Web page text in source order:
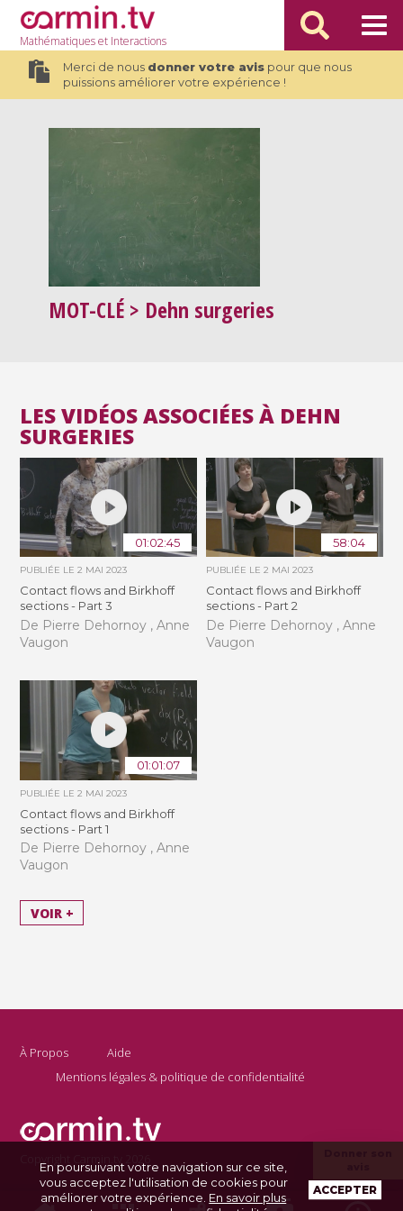
Mathématiqueset Interactions
Merci de nous donner votre avispour que nous
puissions améliorer votre expérience !
MOT-CLÉ > Dehn surgeries
LES VIDÉOS ASSOCIÉES À DEHN
SURGERIES
01:02:45
PUBLIÉE LE2 MAI 2023
Contact flows and Birkhoff
sections - Part 3
De Pierre Dehornoy , Anne
Vaugon
58:04
PUBLIÉE LE 2 MAI 2023
Contact flows and Birkhoff
sections - Part 2
De Pierre Dehornoy , Anne
Vaugon
01:01:07
PUBLIÉE LE2 MAI 2023
Contact flows and Birkhoff
sections - Part 1
De Pierre Dehornoy , Anne
Vaugon
VOIR +
À Propos
Aide
Mentions légales & politique de confidentialité
Copyright Carmin.tv 2026
En poursuivant votre navigation sur ce site,
vous acceptez l'utilisation de cookies pour
améliorer votre expérience. En savoir plus
ACCEPTER